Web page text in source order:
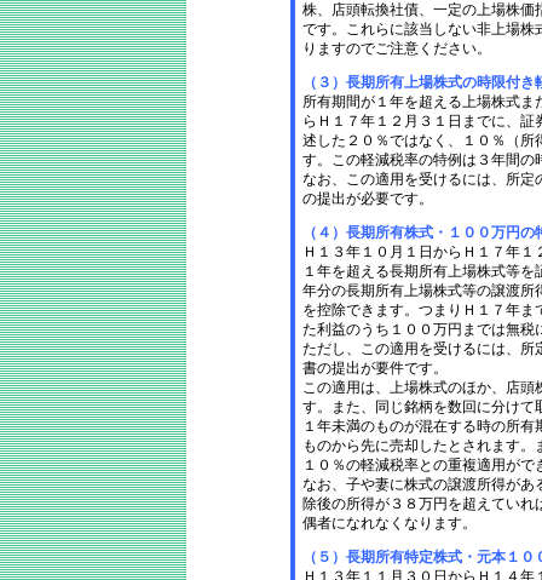
株、店頭転換社債、一定の上場株
です。これらに該当しない非上場
りますのでご注意ください。
（３）長期所有上場株式の時限付き
所有期間が１年を超える上場株式
らＨ１７年１２月３１日までに、
述した２０％ではなく、１０％（
す。この軽減税率の特例は３年間
なお、この適用を受けるには、所
の提出が必要です。
（４）長期所有株式・１００万円の
Ｈ１３年１０月１日からＨ１７年
１年を超える長期所有上場株式等
年分の長期所有上場株式等の譲渡
を控除できます。つまりＨ１７年
た利益のうち１００万円までは無税
ただし、この適用を受けるには、
書の提出が要件です。
この適用は、上場株式のほか、店
す。また、同じ銘柄を数回に分け
１年未満のものが混在する時の所
ものから先に売却したとされます
１０％の軽減税率との重複適用がで
なお、子や妻に株式の譲渡所得が
除後の所得が３８万円を超えてい
偶者になれなくなります。
（５）長期所有特定株式・元本１
Ｈ１３年１１月３０日からＨ１４